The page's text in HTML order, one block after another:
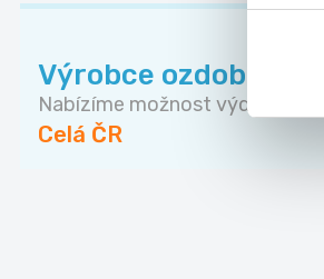
Výrobce ozdobných
Nabízíme možnost výdělkové
Celá ČR